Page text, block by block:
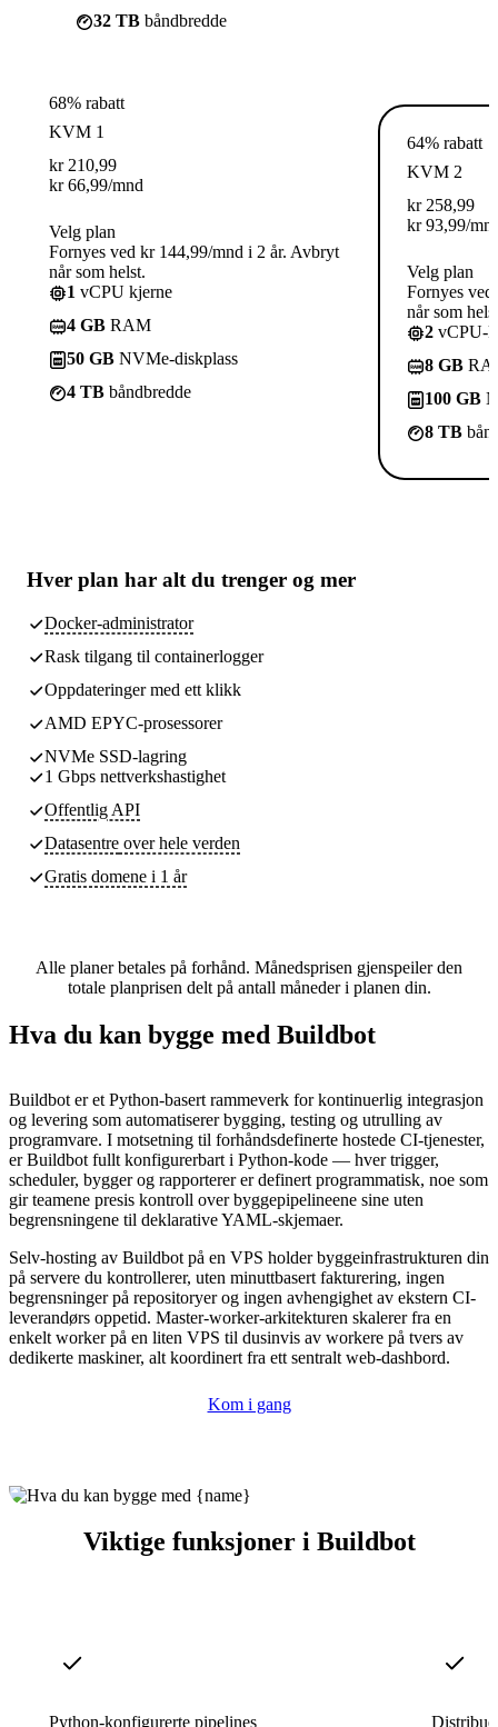
32 TB båndbredde
68% rabatt
KVM 1
kr 210,99
kr 66,99/mnd
Velg plan
Fornyes ved kr 144,99/mnd i 2 år. Avbryt
når som helst.
1 vCPU kjerne
4 GB RAM
50 GB NVMe-diskplass
4 TB båndbredde
64% rabatt
KVM 2
kr 258,99
kr 93,99/
Velg plan
Fornyes
når som
2 vCPU-
8 GB
100 GB
8 TB
Hver plan har alt du trenger og mer
Docker-administrator
Rask tilgang til containerlogger
Oppdateringer med ett klikk
AMD EPYC-prosessorer
NVMe SSD-lagring
1 Gbps nettverkshastighet
Offentlig API
Datasentre over hele verden
Gratis domene i 1 år
Alle planer betales på forhånd. Månedsprisen gjenspeiler den
totale planprisen delt på antall måneder i planen din.
Hva du kan bygge med Buildbot
Buildbot er et Python-basert rammeverk for kontinuerlig integrasjon
og levering som automatiserer bygging, testing og utrulling av
programvare. I motsetning til forhåndsdefinerte hostede CI-tjenester,
er Buildbot fullt konfigurerbart i Python-kode — hver trigger,
scheduler, bygger og rapporterer er definert programmatisk, noe som
gir teamene presis kontroll over byggepipelineene sine uten
begrensningene til deklarative YAML-skjemaer.
Selv-hosting av Buildbot på en VPS holder byggeinfrastrukturen din
på servere du kontrollerer, uten minuttbasert fakturering, ingen
begrensninger på repositoryer og ingen avhengighet av ekstern CI-
leverandørs oppetid. Master-worker-arkitekturen skalerer fra en
enkelt worker på en liten VPS til dusinvis av workere på tvers av
dedikerte maskiner, alt koordinert fra ett sentralt web-dashbord.
Kom i gang
Viktige funksjoner i Buildbot
Python-konfigurerte pipelines